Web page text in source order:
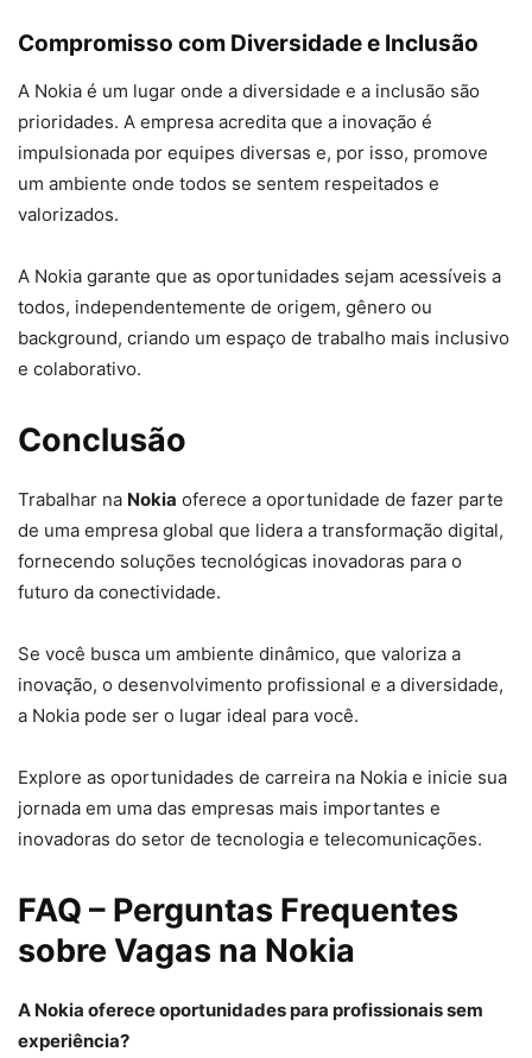
Compromisso com Diversidade e Inclusão
A Nokia é um lugar onde a diversidade e a inclusão são
prioridades. A empresa acredita que a inovação é
impulsionada por equipes diversas e, por isso, promove
um ambiente onde todos se sentem respeitados e
valorizados.
A Nokia garante que as oportunidades sejam acessíveis a
todos, independentemente de origem, gênero ou
background, criando um espaço de trabalho mais inclusivo
e colaborativo.
Conclusão
Trabalhar na Nokia oferece a oportunidade de fazer parte
de uma empresa global que lidera a transformação digital,
fornecendo soluções tecnológicas inovadoras para o
futuro da conectividade.
Se você busca um ambiente dinâmico, que valoriza a
inovação, o desenvolvimento profissional e a diversidade,
a Nokia pode ser o lugar ideal para você.
Explore as oportunidades de carreira na Nokia e inicie sua
jornada em uma das empresas mais importantes e
inovadoras do setor de tecnologia e telecomunicações.
FAQ – Perguntas Frequentes
sobre Vagas na Nokia
A Nokia oferece oportunidades para profissionais sem
experiência?